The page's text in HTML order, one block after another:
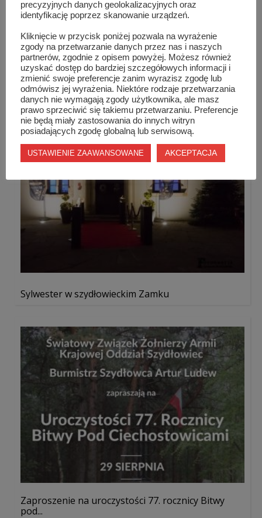
Kursy Zawodowe w Centrum Kształcenia
Zawodowego i ...
Sylwester w szydłowieckim Zamku
Zaproszenie na uroczystości 77. rocznicy Bitwy
pod...
precyzyjnych danych geolokalizacyjnych oraz
identyfikację poprzez skanowanie urządzeń.
Kliknięcie w przycisk poniżej pozwala na wyrażenie
zgody na przetwarzanie danych przez nas i naszych
partnerów, zgodnie z opisem powyżej. Możesz również
uzyskać dostęp do bardziej szczegółowych informacji i
zmienić swoje preferencje zanim wyrazisz zgodę lub
odmówisz jej wyrażenia. Niektóre rodzaje przetwarzania
danych nie wymagają zgody użytkownika, ale masz
prawo sprzeciwić się takiemu przetwarzaniu. Preferencje
nie będą miały zastosowania do innych witryn
posiadających zgodę globalną lub serwisową.
USTAWIENIE ZAAWANSOWANE AKCEPTACJA